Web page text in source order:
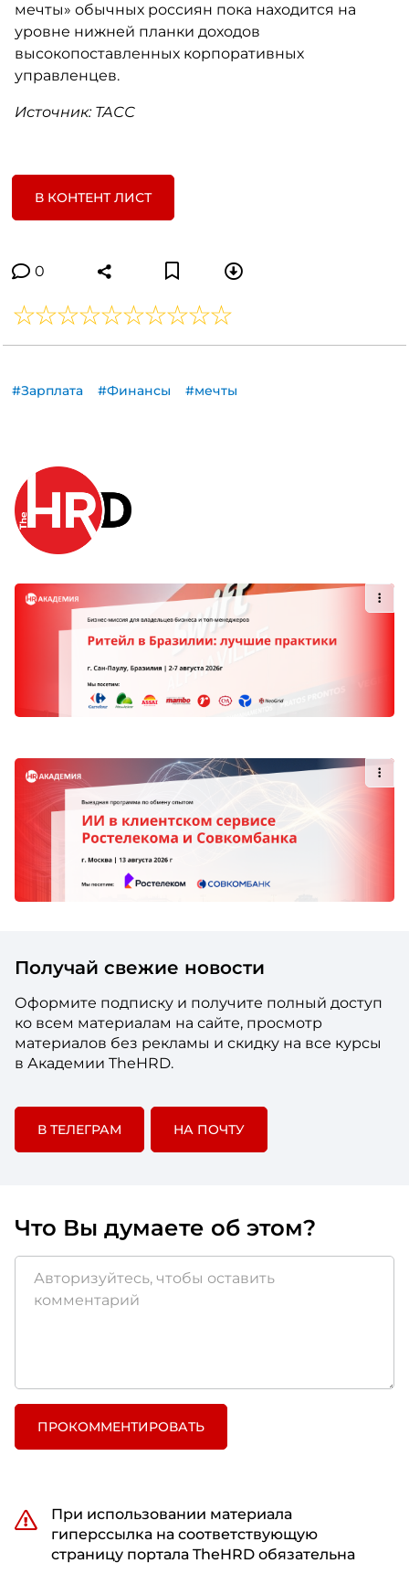
мечты» обычных россиян пока находится на
уровне нижней планки доходов
высокопоставленных корпоративных
управленцев.
Источник: ТАСС
В КОНТЕНТ ЛИСТ
0
#Зарплата #Финансы #мечты
Получай свежие новости
Оформите подписку и получите полный доступ
ко всем материалам на сайте, просмотр
материалов без рекламы и скидку на все курсы
в Академии TheHRD.
В ТЕЛЕГРАМ НА ПОЧТУ
Что Вы думаете об этом?
ПРОКОММЕНТИРОВАТЬ
При использовании материала
гиперссылка на соответствующую
страницу портала TheHRD обязательна